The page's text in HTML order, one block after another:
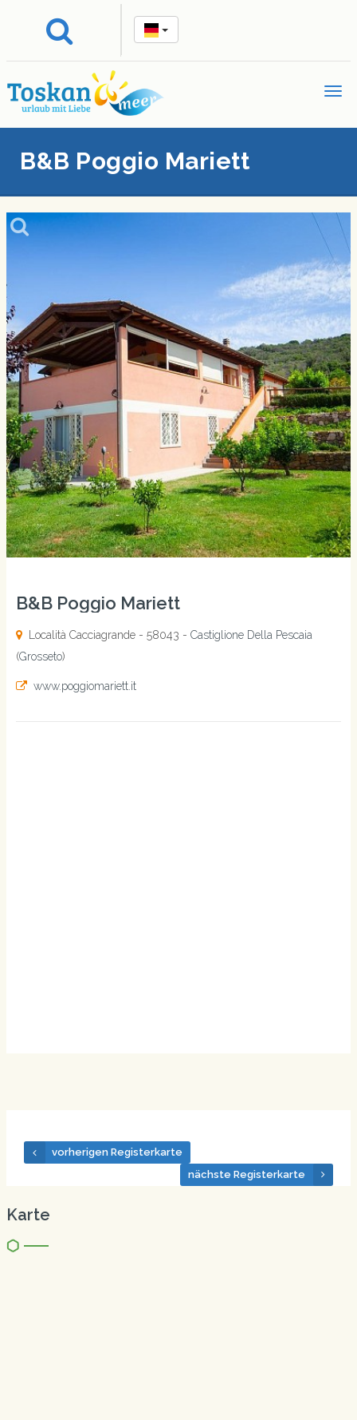
B&B Poggio Mariett
B&B Poggio Mariett
Località Cacciagrande - 58043 - Castiglione Della Pescaia
(Grosseto)
www.poggiomariett.it
vorherigen Registerkarte
nächste Registerkarte
Karte